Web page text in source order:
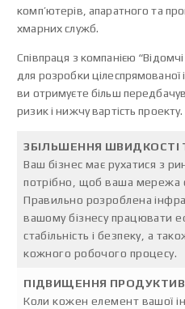
комп’ютерів, апаратного та
хмарних служб.
Співпраця з компанією
для розробки
ви отримуєте більш
ризик і нижчу вартість проекту.
ЗБІЛЬШЕННЯ ШВИДКОСТІ
Ваш бізнес має рухатися з
потрібно, щоб ваша мережа
Правильно розроблена
вашому бізнесу працювати
стабільність і безпеку, а
кожного робочого процесу.
ПІДВИЩЕННЯ
Коли кожен елемент вашої